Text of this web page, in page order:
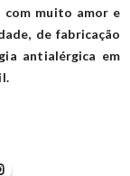
com muito amor e
de fabricação
antialérgica em